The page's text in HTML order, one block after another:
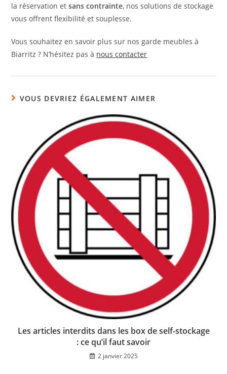
la réservation etsans contrainte, nos solutions de stockage
vous offrent flexibilité et souplesse.
Vous souhaitez en savoir plus sur nos garde meubles à
Biarritz ? N’hésitez pas à nous contacter
VOUS DEVRIEZ ÉGALEMENT AIMER
Les articles interdits dans les box de self-stockage
: ce qu’il faut savoir
2 janvier 2025